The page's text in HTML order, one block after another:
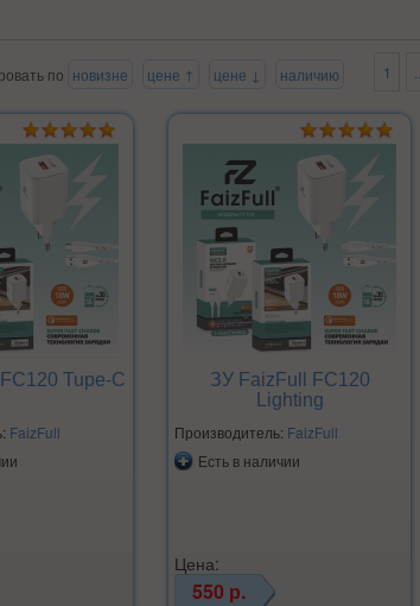
1
по новизне цене ↑ цене ↓ наличию
Tupe-C
FaizFull
ЗУ FaizFull FC120
Lighting
Производитель: FaizFull
Есть в наличии
Цена:
550 р.